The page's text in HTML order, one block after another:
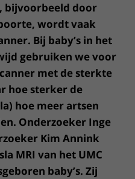
bijvoorbeeld door
wordt vaak
Bij baby’s in het
gebruiken we voor
met de sterkte
hoe sterker de
hoe meer artsen
Onderzoeker Inge
Kim Annink
MRI van het UMC
baby’s. Zij